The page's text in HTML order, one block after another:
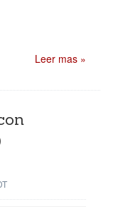
Leer mas »